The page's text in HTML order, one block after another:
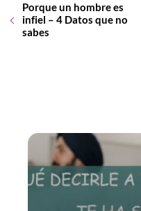
Porque un hombre es
infiel – 4 Datos que no
sabes